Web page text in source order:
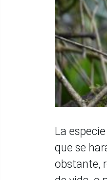
La
que se
obstante,